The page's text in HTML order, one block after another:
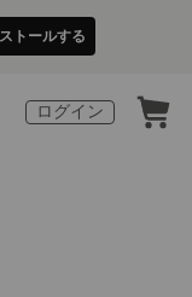
トールする
ログイン